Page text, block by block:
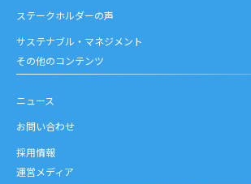
ステークホルダーの声
サステナブル・マネジメント
その他のコンテンツ
ニュース
お問い合わせ
採用情報
運営メディア